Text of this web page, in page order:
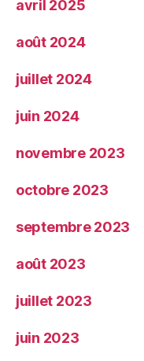
avril 2025
août 2024
juillet 2024
juin 2024
novembre 2023
octobre 2023
septembre 2023
août 2023
juillet 2023
juin 2023